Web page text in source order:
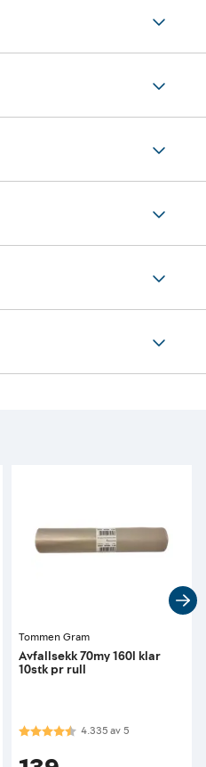
Tommen Gram
Avfallsekk 70my 160l klar
10stk pr rull
Karakter:4.3 av 5 mulige
4.335av5